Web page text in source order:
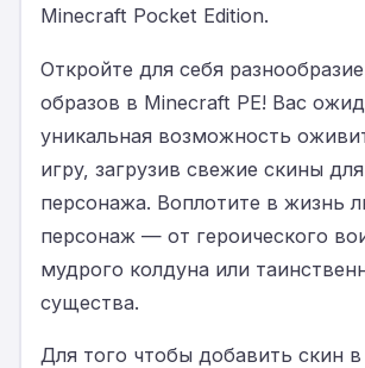
Minecraft Pocket Edition.
Откройте для себя
образов в Minecraft PE! Вас
уникальная возможность
игру, загрузив свежие скины
персонажа. Воплотите в жизнь
персонаж — от героического
мудрого колдуна или
существа.
Для того чтобы добавить скин в